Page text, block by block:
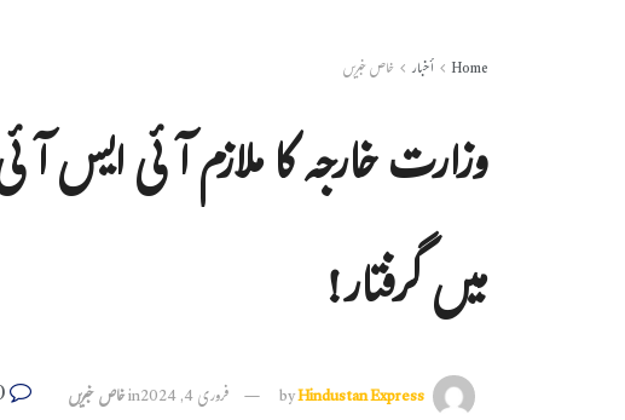
Home أخبار خاص خبریں
وزارت خارجہ کا ملازم آئی ایس
میں گرفتار!
byHindustan Express فروری 4, 2024 inخاص خبریں